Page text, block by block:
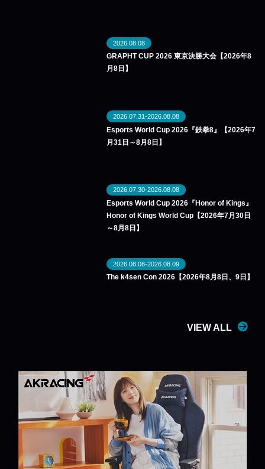
2026.08.08
GRAPHT CUP 2026 東京決勝大会【2026年8
月8日】
2026.07.31-2026.08.08
Esports World Cup 2026『鉄拳8』【2026年7
月31日～8月8日】
2026.07.30-2026.08.08
Esports World Cup 2026『Honor of Kings』
Honor of Kings World Cup【2026年7月30日
～8月8日】
2026.08.08-2026.08.09
The k4sen Con 2026【2026年8月8日、9日】
VIEW ALL